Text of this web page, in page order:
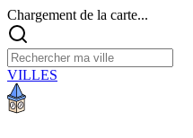
Chargement de la carte...
VILLES